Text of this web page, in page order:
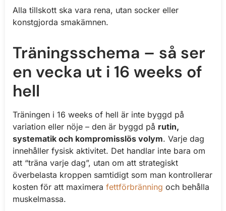
Alla tillskott ska vara rena, utan socker eller
konstgjorda smakämnen.
Träningsschema – så ser
en vecka ut i 16 weeks of
hell
Träningen i 16 weeks of hell är inte byggd på
variation eller nöje – den är byggd på rutin,
systematik och kompromisslös volym. Varje dag
innehåller fysisk aktivitet. Det handlar inte bara om
att “träna varje dag”, utan om att strategiskt
överbelasta kroppen samtidigt som man kontrollerar
kosten för att maximera fettförbränning och behålla
muskelmassa.